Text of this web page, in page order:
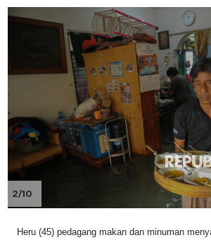
2/10
Heru (45) pedagang makan dan minuman